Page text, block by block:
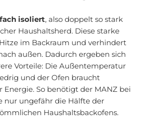
isoliert, also doppelt so stark
Haushaltsherd. Diese starke
im Backraum und verhindert
außen. Dadurch ergeben sich
Vorteile: Die Außentemperatur
und der Ofen braucht
So benötigt der MANZ bei
nur ungefähr die Hälfte der
Haushaltsbackofens.